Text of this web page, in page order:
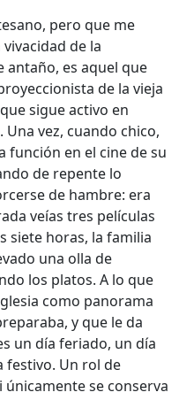
pero que me
de la
antaño, es aquel que
de la vieja
sigue activo en
vez, cuando chico,
función en el cine de su
de repente lo
de hambre: era
veías tres películas
siete horas, la familia
una olla de
los platos. A lo que
como panorama
y que le da
un día feriado, un día
festivo. Un rol de
se conserva